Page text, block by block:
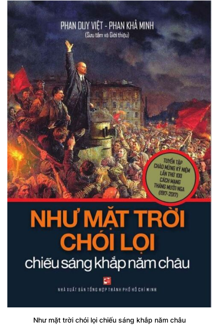
Như mặt trời chói lọi chiếu sáng khắp năm châu